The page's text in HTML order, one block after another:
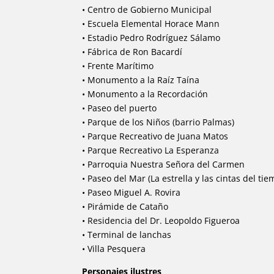
• Centro de Gobierno Municipal
• Escuela Elemental Horace Mann
• Estadio Pedro Rodríguez Sálamo
• Fábrica de Ron Bacardí
• Frente Marítimo
• Monumento a la Raíz Taína
• Monumento a la Recordación
• Paseo del puerto
• Parque de los Niños (barrio Palmas)
• Parque Recreativo de Juana Matos
• Parque Recreativo La Esperanza
• Parroquia Nuestra Señora del Carmen
• Paseo del Mar (La estrella y las cintas del
• Paseo Miguel A. Rovira
• Pirámide de Cataño
• Residencia del Dr. Leopoldo Figueroa
• Terminal de lanchas
• Villa Pesquera
Personajes ilustres